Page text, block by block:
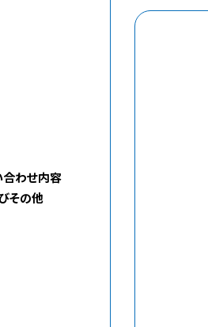
わせ内容
その他